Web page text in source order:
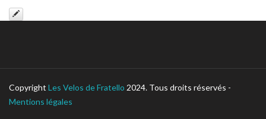
Copyright Les Velos de Fratello 2024. Tous droits réservés -
Mentions légales